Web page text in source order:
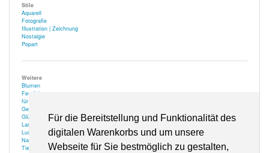
Für die Bereitstellung und Funktionalität des
digitalen Warenkorbs und um unsere
Webseite für Sie bestmöglich zu gestalten,
Stile
Aquarell
Fotografie
Illustration | Zeichnung
Nostalgie
Popart
Weitere
Blumen
Festlich
für Optiker
Gehör
Glücksbringer
Landschaft
Lustiges
Natur
Tiere